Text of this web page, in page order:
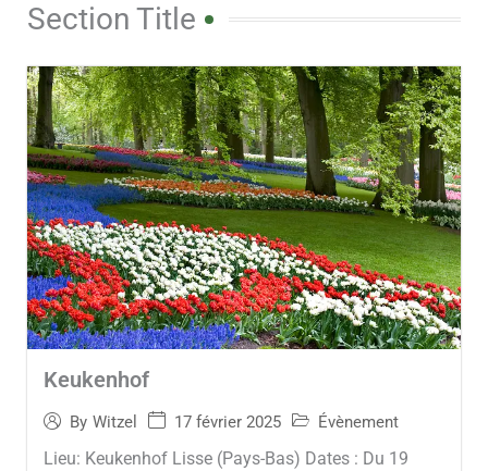
Section Title
Keukenhof
By Witzel 17 février 2025 Évènement
Lieu: Keukenhof Lisse (Pays-Bas) Dates : Du 19